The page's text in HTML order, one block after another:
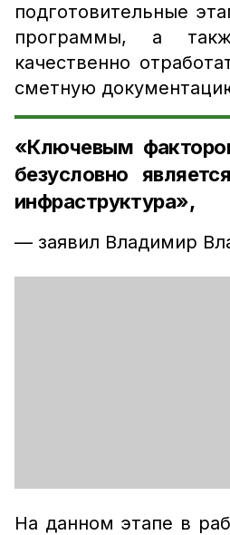
подготовительные
программы, а
качественно
сметную
«Ключевым
безусловно
инфраструктура»,
— заявил Владимир
На данном этапе в